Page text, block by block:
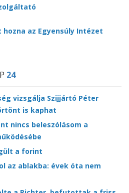
az Egyensúly Intézet
24
vizsgálja Szijjártó Péter
is kaphat
nincs beleszólásom a
a forint
az ablakba: évek óta nem